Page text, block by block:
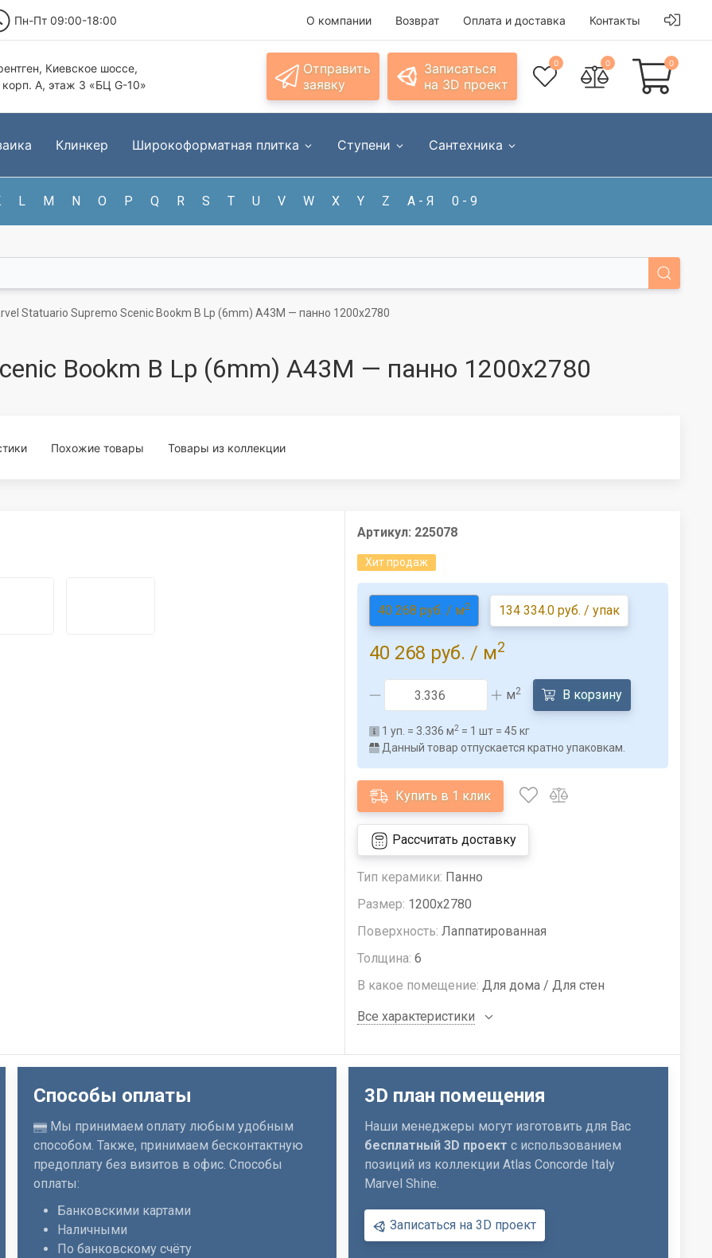
Пн-Пт 09:00-18:00 О компании Возврат Оплата и доставка Контакты
Киевское шоссе,
А, этаж 3 «БЦ G-10»
Отправить
заявку
Записаться
на 3D проект
0 0 0
Клинкер Широкоформатная плитка Ступени Сантехника
L M N O P Q R S T U V W X Y Z А - Я 0 - 9
Statuario Supremo Scenic Bookm B Lp (6mm) A43M — панно 1200x2780
Bookm B Lp (6mm) A43M — панно 1200x2780
Похожие товары Товары из коллекции
Артикул: 225078
Хит продаж
40 268 руб. / м2 134 334.0 руб. / упак
40 268 руб. / м2
м2 В корзину
1 уп. = 3.336 м2 = 1 шт =45 кг
Данный товар отпускается кратно упаковкам.
Купить в 1 клик
Рассчитать доставку
Тип керамики: Панно
Размер: 1200x2780
Поверхность: Лаппатированная
Толщина: 6
В какое помещение: Для дома / Для стен
Все характеристики
Способы оплаты
Мы принимаем оплату любым удобным
способом. Также, принимаем бесконтактную
предоплату без визитов в офис. Способы
оплаты:
Банковскими картами
Наличными
По банковскому счёту
3D план помещения
Наши менеджеры могут изготовить для Вас
бесплатный 3D проект с использованием
позиций из коллекции Atlas Concorde Italy
Marvel Shine.
Записаться на 3D проект